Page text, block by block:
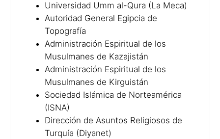
Universidad Umm al-Qura (La Meca)
Autoridad General Egipcia de
Topografía
Administración Espiritual de los
Musulmanes de Kazajistán
Administración Espiritual de los
Musulmanes de Kirguistán
Sociedad Islámica de Norteamérica
(ISNA)
Dirección de Asuntos Religiosos de
Turquía (Diyanet)